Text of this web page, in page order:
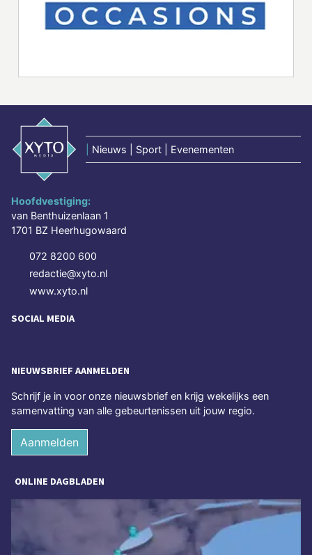
Nieuws | Sport | Evenementen
Hoofdvestiging:
van Benthuizenlaan 1
1701 BZ Heerhugowaard
072 8200 600
redactie@xyto.nl
www.xyto.nl
SOCIAL MEDIA
NIEUWSBRIEF AANMELDEN
Schrijf je in voor onze nieuwsbrief en krijg wekelijks een
samenvatting van alle gebeurtenissen uit jouw regio.
Aanmelden
ONLINE DAGBLADEN